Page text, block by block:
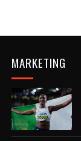
MARKETING